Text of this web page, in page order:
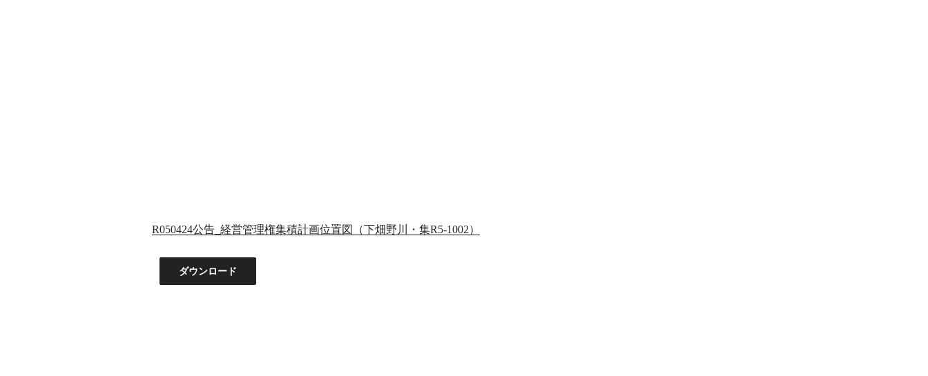
R050424公告_経営管理権集積計画位置図（下畑野川・集R5-1002）
ダウンロード